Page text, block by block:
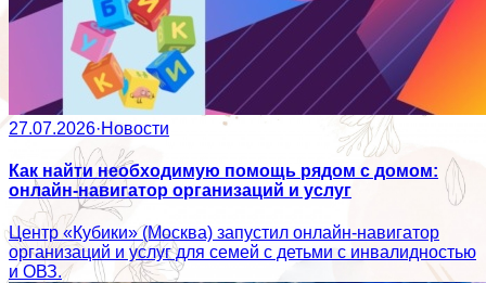
27.07.2026·Новости
Как найти необходимую помощь рядом с домом:
онлайн-навигатор организаций и услуг
Центр «Кубики» (Москва) запустил онлайн-навигатор
организаций и услуг для семей с детьми с инвалидностью
и ОВЗ.